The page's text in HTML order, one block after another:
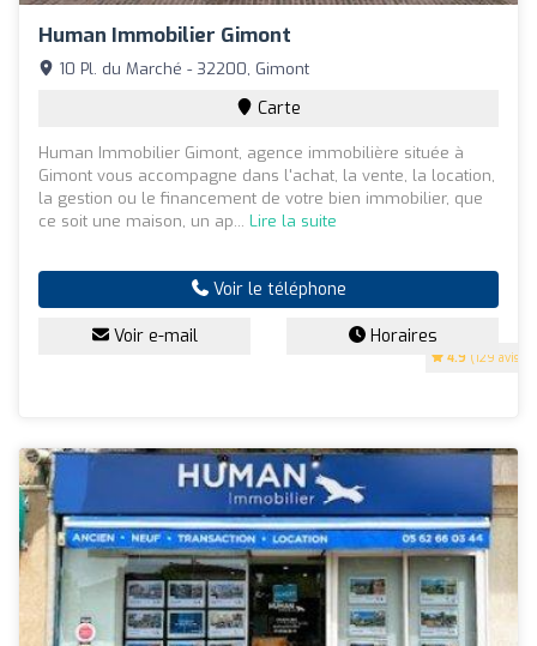
Human Immobilier Gimont
4.9 (129 avis)
10 Pl. du Marché - 32200, Gimont
Carte
Human Immobilier Gimont, agence immobilière située à
Gimont vous accompagne dans l'achat, la vente, la location,
la gestion ou le financement de votre bien immobilier, que
ce soit une maison, un ap... Lire la suite
Voir le téléphone
Voir e-mail Horaires